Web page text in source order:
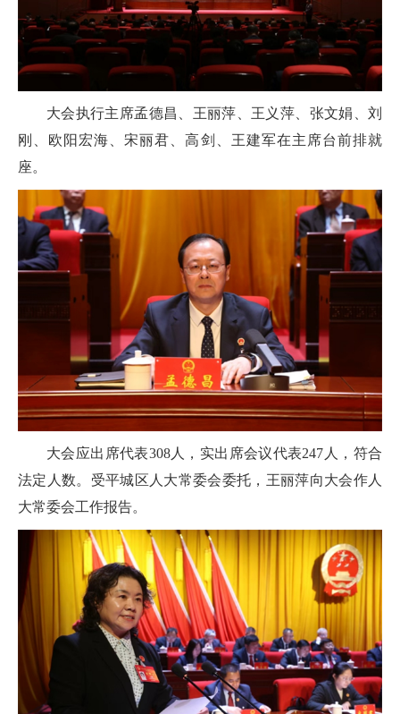
大会执行主席孟德昌、王丽萍、王义萍、张文娟、刘
刚、欧阳宏海、宋丽君、高剑、王建军在主席台前排就
座。
大会应出席代表308人，实出席会议代表247人，符合
法定人数。受平城区人大常委会委托，王丽萍向大会作人
大常委会工作报告。